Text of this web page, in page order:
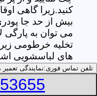
کنید.زیرا گاهی
بیش از حد جا
می توان به
تخلیه خرطومی
های لباسشویی
خشک نکردن لباس
خشک نکردن
لباسشویی پر
تلفن تماس فوری:نمایندگی